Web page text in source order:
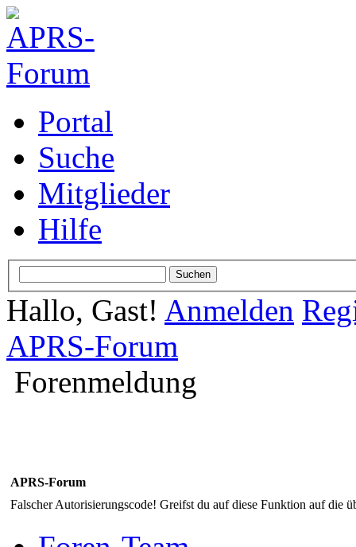
Portal
Suche
Mitglieder
Hilfe
Hallo, Gast! Anmelden
APRS-Forum
Forenmeldung
APRS-Forum
Falscher Autorisierungscode! Greifst du auf diese Funktion auf die